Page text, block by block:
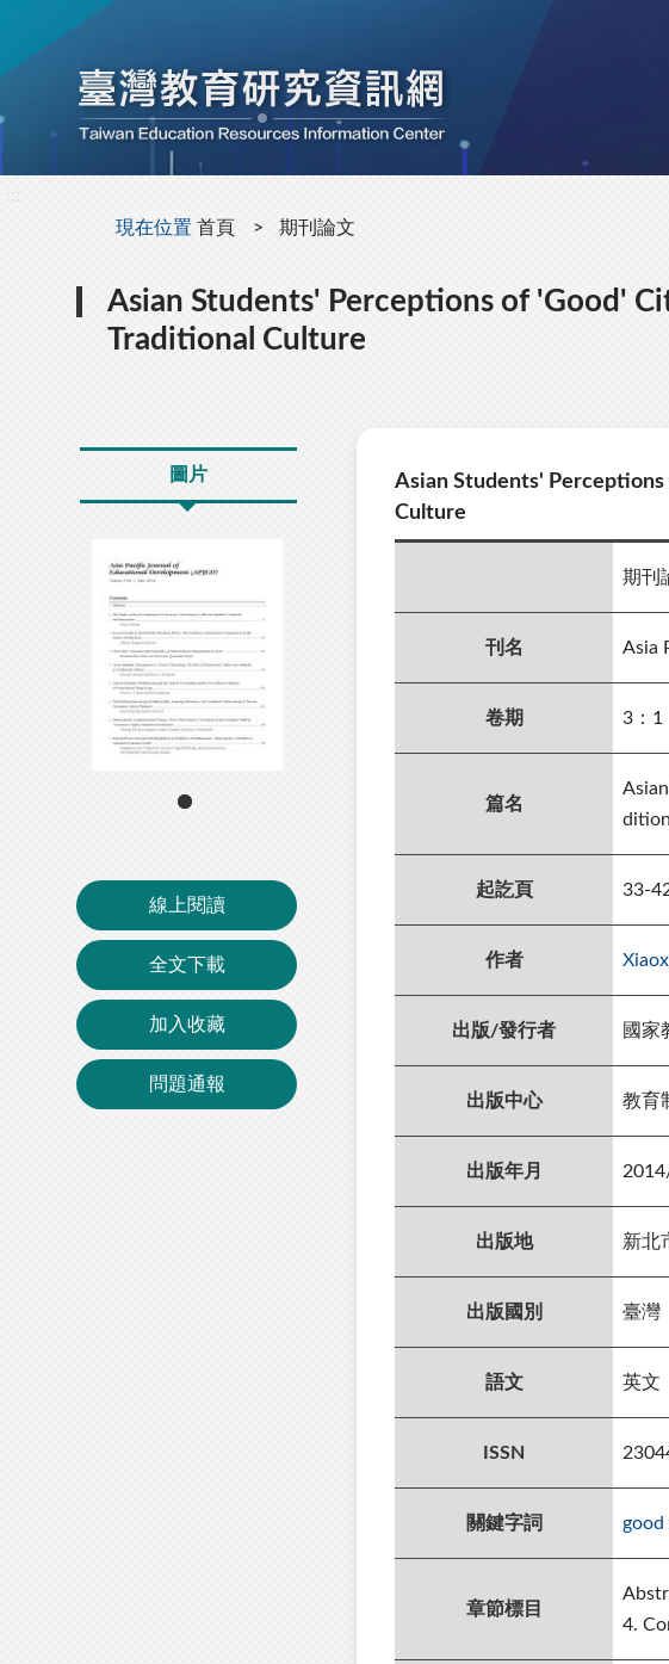
現在位置 首頁 期刊論文
Asian Students' Perceptions of 'Good'
Traditional Culture
圖片
線上閱讀
全文下載
加入收藏
問題通報
Asian Students'
Culture
期刊
刊名 Asia
卷期 3：1
篇名
起訖頁 33-
作者
出版/發行者 國家
出版中心 教育
出版年月
出版地 新北
出版國別 臺灣
語文 英文
ISSN
關鍵字詞
章節標目
4.